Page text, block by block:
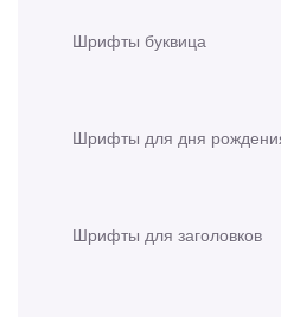
Шрифты буквица
Шрифты для дня
Шрифты для заголовков